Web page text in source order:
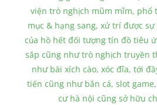
viện trò nghịch mũm mĩm, phổ
mục & hạng sang, xử trí được
của hồ hết đối tượng tín đồ tiêu
sắp cũng như trò nghịch truyền
như bài xích cào, xóc đĩa, tới
tiến cũng như bắn cá, slot
cư hà nội cũng sở hữu